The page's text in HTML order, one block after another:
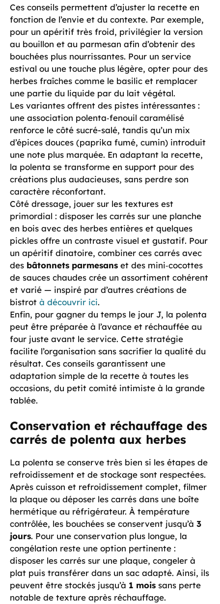
Ces conseils permettent d’ajuster la recette en
fonction de l’envie et du contexte. Par exemple,
pour un apéritif très froid, privilégier la version
au bouillon et au parmesan afin d’obtenir des
bouchées plus nourrissantes. Pour un service
estival ou une touche plus légère, opter pour des
herbes fraîches comme le basilic et remplacer
une partie du liquide par du lait végétal.
Les variantes offrent des pistes intéressantes :
une association polenta‑fenouil caramélisé
renforce le côté sucré-salé, tandis qu’un mix
d’épices douces (paprika fumé, cumin) introduit
une note plus marquée. En adaptant la recette,
la polenta se transforme en support pour des
créations plus audacieuses, sans perdre son
caractère réconfortant.
Côté dressage, jouer sur les textures est
primordial : disposer les carrés sur une planche
en bois avec des herbes entières et quelques
pickles offre un contraste visuel et gustatif. Pour
un apéritif dinatoire, combiner ces carrés avec
des bâtonnets parmesans et des mini‑cocottes
de sauces chaudes crée un assortiment cohérent
et varié — inspiré par d’autres créations de
bistrot à découvrir ici.
Enfin, pour gagner du temps le jour J, la polenta
peut être préparée à l’avance et réchauffée au
four juste avant le service. Cette stratégie
facilite l’organisation sans sacrifier la qualité du
résultat. Ces conseils garantissent une
adaptation simple de la recette à toutes les
occasions, du petit comité intimiste à la grande
tablée.
Conservation et réchauffage des
carrés de polenta aux herbes
La polenta se conserve très bien si les étapes de
refroidissement et de stockage sont respectées.
Après cuisson et refroidissement complet, filmer
la plaque ou déposer les carrés dans une boîte
hermétique au réfrigérateur. À température
contrôlée, les bouchées se conservent jusqu’à 3
jours. Pour une conservation plus longue, la
congélation reste une option pertinente :
disposer les carrés sur une plaque, congeler à
plat puis transférer dans un sac adapté. Ainsi, ils
peuvent être stockés jusqu’à 1 mois sans perte
notable de texture après réchauffage.